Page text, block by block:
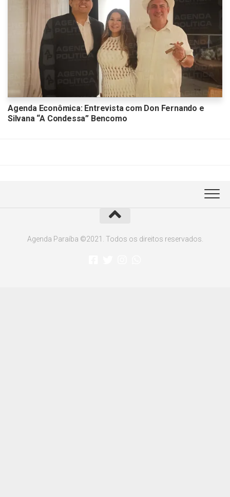
Agenda Econômica: Entrevista com Don Fernando e
Silvana “A Condessa” Bencomo
Agenda Paraíba ©2021. Todos os direitos reservados.